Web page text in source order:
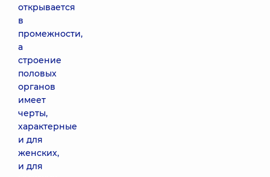
открывается
в
промежности,
а
строение
половых
органов
имеет
черты,
характерные
и для
женских,
и для